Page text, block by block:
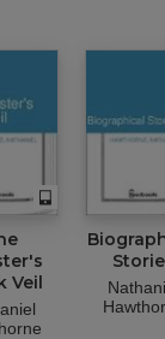
Veil